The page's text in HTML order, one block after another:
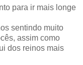
para ir mais longe
sentindo muito
assim como
dos reinos mais